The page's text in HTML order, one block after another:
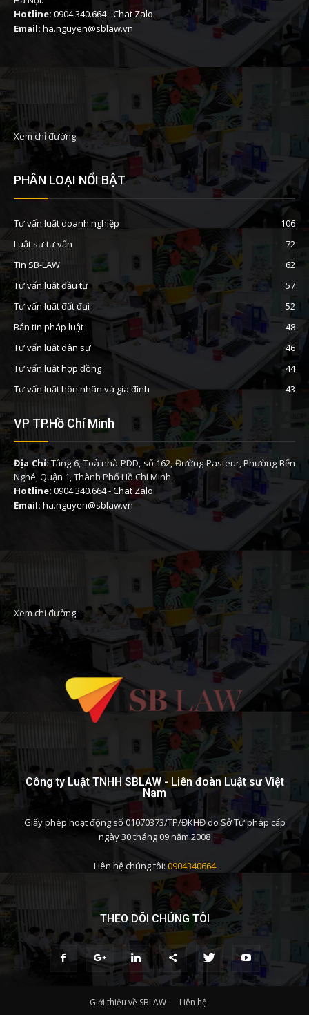
Hotline: 0904.340.664-Chat Zalo
Email: ha.nguyen@sblaw.vn
Xem chỉ đường:
PHÂN LOẠI NỔI BẬT
Tư vấn luật doanh nghiệp
106
Luật sư tư vấn
72
Tin SB-LAW
62
Tư vấn luật đầu tư
57
Tư vấn luật đất đai
52
Bản tin pháp luật
48
Tư vấn luật dân sự
46
Tư vấn luật hợp đồng
44
Tư vấn luật hôn nhân và gia đình
43
VP TP.Hồ Chí Minh
Địa Chỉ:Tầng 6, Toà nhà PDD, số 162, Đường Pasteur, Phường Bến
Nghé, Quận 1, Thành Phố Hồ Chí Minh.
Hotline: 0904.340.664-Chat Zalo
Email: ha.nguyen@sblaw.vn
Xem chỉ đường :
Công ty Luật TNHH SBLAW - Liên đoàn Luật sư Việt
Nam
Giấy phép hoạt động số 01070373/TP/ĐKHĐ do Sở Tư pháp cấp
ngày 30 tháng 09 năm 2008
Liên hệ chúng tôi: 0904340664
THEO DÕI CHÚNG TÔI
Giới thiệu về SBLAW Liên hệ